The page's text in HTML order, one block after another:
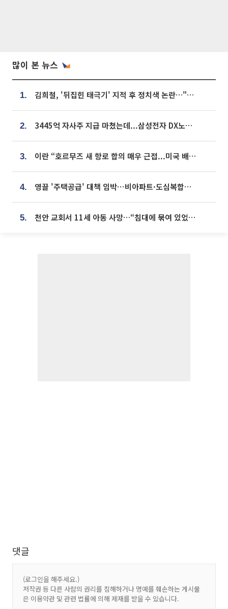
많이 본 뉴스
1. 김희철, '뒤집힌 태극기' 지적 후 정치색 논란…"좌우 떠나 우리나라 국기"
2. 3445억 자사주 지급 마쳤는데...삼성전자 DX노조, 뒤늦은 '떼쓰기 집회'
3. 이란 “호르무즈 새 항로 합의 매우 근접...미국 배상 먼저”
4. 영끌 '주택공급' 대책 임박⋯비아파트·도심복합까지 총동원
5. 천안 교회서 11세 아동 사망…“침대에 묶여 있었다” 진술 확보
댓글